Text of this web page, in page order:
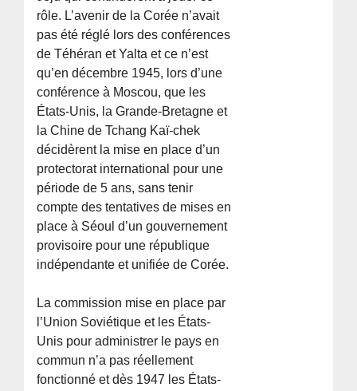
rôle. L’avenir de la Corée n’avait
pas été réglé lors des conférences
de Téhéran et Yalta et ce n’est
qu’en décembre 1945, lors d’une
conférence à Moscou, que les
États-Unis, la Grande-Bretagne et
la Chine de Tchang Kaï-chek
décidèrent la mise en place d’un
protectorat international pour une
période de 5 ans, sans tenir
compte des tentatives de mises en
place à Séoul d’un gouvernement
provisoire pour une république
indépendante et unifiée de Corée.
La commission mise en place par
l’Union Soviétique et les États-
Unis pour administrer le pays en
commun n’a pas réellement
fonctionné et dès 1947 les États-